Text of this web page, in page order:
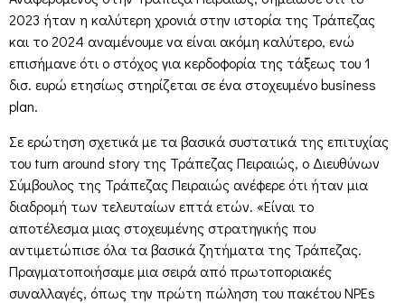
2023 ήταν η καλύτερη χρονιά στην ιστορία της Τράπεζας
και το 2024 αναμένουμε να είναι ακόμη καλύτερο, ενώ
επισήμανε ότι ο στόχος για κερδοφορία της τάξεως του 1
δισ. ευρώ ετησίως στηρίζεται σε ένα στοχευμένο business
plan.
Σε ερώτηση σχετικά με τα βασικά συστατικά της επιτυχίας
του turn around story της Τράπεζας Πειραιώς, ο Διευθύνων
Σύμβουλος της Τράπεζας Πειραιώς ανέφερε ότι ήταν μια
διαδρομή των τελευταίων επτά ετών. «Είναι το
αποτέλεσμα μιας στοχευμένης στρατηγικής που
αντιμετώπισε όλα τα βασικά ζητήματα της Τράπεζας.
Πραγματοποιήσαμε μια σειρά από πρωτοποριακές
συναλλαγές, όπως την πρώτη πώληση του πακέτου NPEs